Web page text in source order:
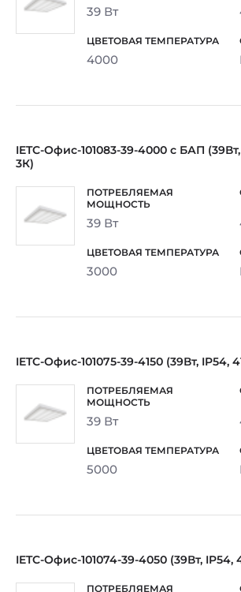
39 Вт
4000
IETC-Офис-101083-39-4000 с БАП
3К)
39 Вт
3000
IETC-Офис-101075-39-4150 (39Вт, IP54,
39 Вт
5000
IETC-Офис-101074-39-4050 (39Вт,